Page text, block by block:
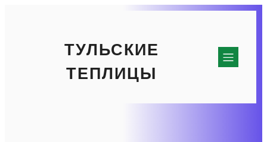
ТУЛЬСКИЕ
ТЕПЛИЦЫ